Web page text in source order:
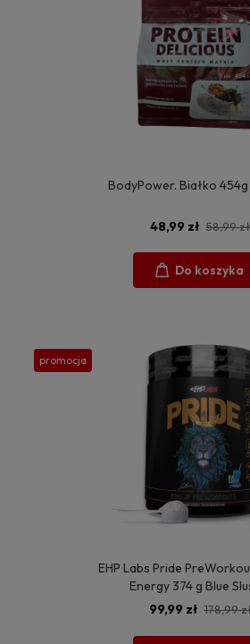
BodyPower. Białko
48,99 zł 58,99 zł
Do koszyka
EHP Labs Pride
Energy 374 g Blue
99,99 zł 178,99
promocja